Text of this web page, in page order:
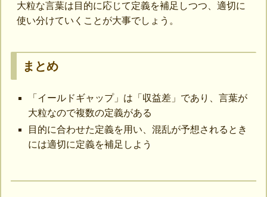
大粒な言葉は目的に応じて定義を補足しつつ、適切に
使い分けていくことが大事でしょう。
まとめ
「イールドギャップ」は「収益差」であり、言葉が
大粒なので複数の定義がある
目的に合わせた定義を用い、混乱が予想されるとき
には適切に定義を補足しよう